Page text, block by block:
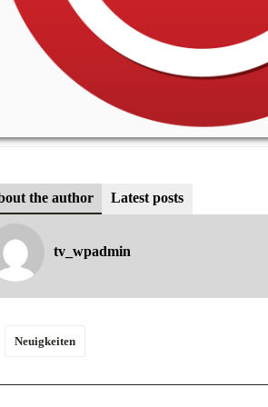
the author Latest posts
tv_wpadmin
Neuigkeiten